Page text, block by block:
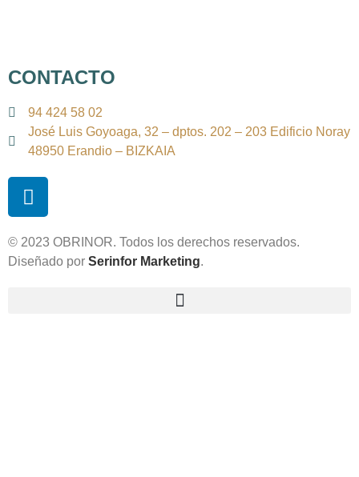
CONTACTO
94 424 58 02
José Luis Goyoaga, 32 – dptos. 202 – 203 Edificio Noray
48950 Erandio – BIZKAIA
© 2023 OBRINOR. Todos los derechos reservados.
Diseñado por Serinfor Marketing.